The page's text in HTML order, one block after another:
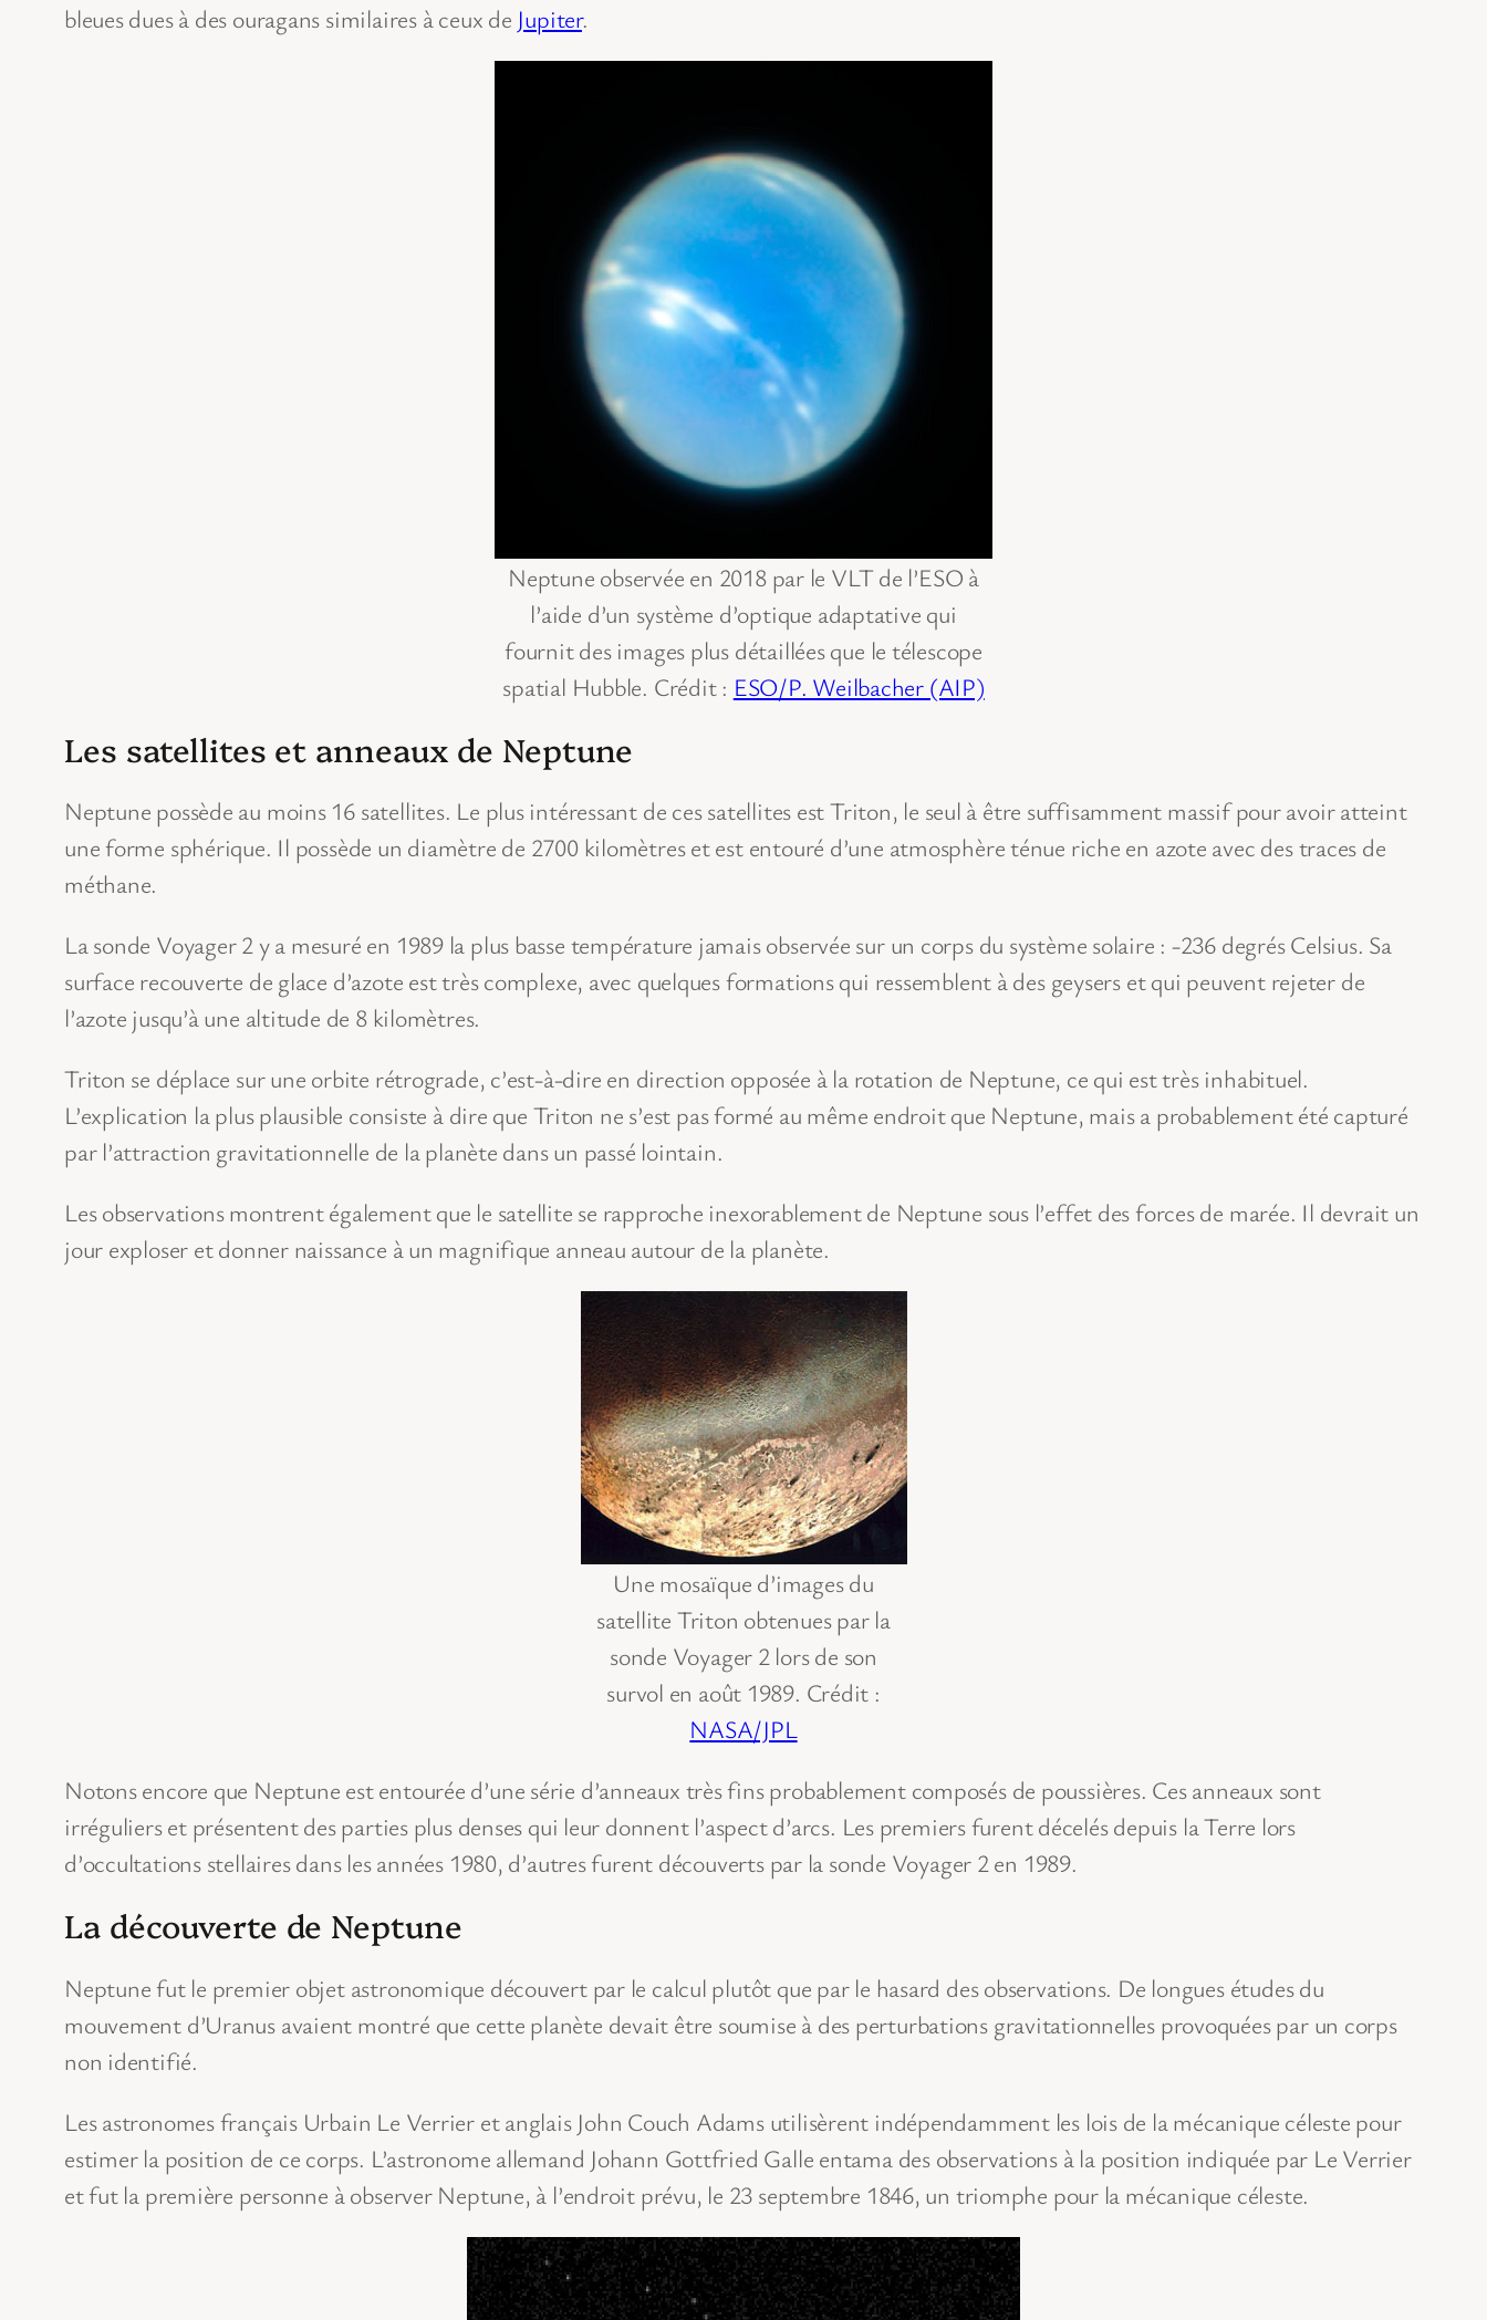
bleues dues à des ouragans similaires à ceux de Jupiter.
Neptune observée en 2018 par le VLT de l’ESO à
l’aide d’un système d’optique adaptative qui
fournit des images plus détaillées que le télescope
spatial Hubble. Crédit : ESO/P. Weilbacher (AIP)
Les satellites et anneaux de Neptune
Neptune possède au moins 16 satellites. Le plus intéressant de ces satellites est Triton, le seul à être suffisamment massif pour avoir atteint
une forme sphérique. Il possède un diamètre de 2700 kilomètres et est entouré d’une atmosphère ténue riche en azote avec des traces de
méthane.
La sonde Voyager 2 y a mesuré en 1989 la plus basse température jamais observée sur un corps du système solaire : -236 degrés Celsius. Sa
surface recouverte de glace d’azote est très complexe, avec quelques formations qui ressemblent à des geysers et qui peuvent rejeter de
l’azote jusqu’à une altitude de 8 kilomètres.
Triton se déplace sur une orbite rétrograde, c’est-à-dire en direction opposée à la rotation de Neptune, ce qui est très inhabituel.
L’explication la plus plausible consiste à dire que Triton ne s’est pas formé au même endroit que Neptune, mais a probablement été capturé
par l’attraction gravitationnelle de la planète dans un passé lointain.
Les observations montrent également que le satellite se rapproche inexorablement de Neptune sous l’effet des forces de marée. Il devrait un
jour exploser et donner naissance à un magnifique anneau autour de la planète.
Une mosaïque d’images du
satellite Triton obtenues par la
sonde Voyager 2 lors de son
survol en août 1989. Crédit :
NASA/JPL
Notons encore que Neptune est entourée d’une série d’anneaux très fins probablement composés de poussières. Ces anneaux sont
irréguliers et présentent des parties plus denses qui leur donnent l’aspect d’arcs. Les premiers furent décelés depuis la Terre lors
d’occultations stellaires dans les années 1980, d’autres furent découverts par la sonde Voyager 2 en 1989.
La découverte de Neptune
Neptune fut le premier objet astronomique découvert par le calcul plutôt que par le hasard des observations. De longues études du
mouvement d’Uranus avaient montré que cette planète devait être soumise à des perturbations gravitationnelles provoquées par un corps
non identifié.
Les astronomes français Urbain Le Verrier et anglais John Couch Adams utilisèrent indépendamment les lois de la mécanique céleste pour
estimer la position de ce corps. L’astronome allemand Johann Gottfried Galle entama des observations à la position indiquée par Le Verrier
et fut la première personne à observer Neptune, à l’endroit prévu, le 23 septembre 1846, un triomphe pour la mécanique céleste.